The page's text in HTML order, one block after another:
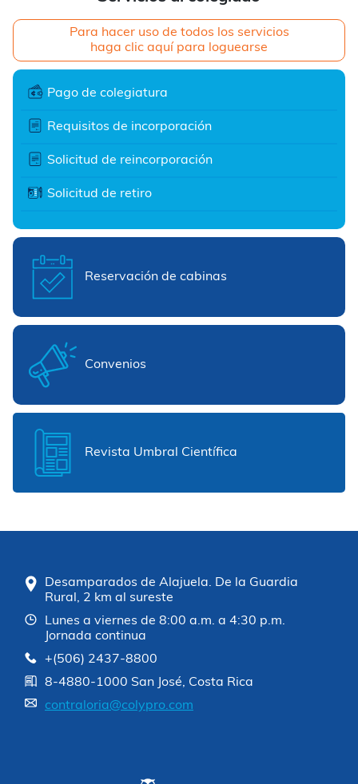
Para hacer uso de todos los servicios
haga clic aquí para loguearse
Pago de colegiatura
Requisitos de incorporación
Solicitud de reincorporación
Solicitud de retiro
Reservación de cabinas
Convenios
Revista Umbral Científica
Desamparados de Alajuela. De la Guardia
Rural, 2 km al sureste
Lunes a viernes de 8:00 a.m. a 4:30 p.m.
Jornada continua
+(506) 2437-8800
8-4880-1000 San José, Costa Rica
contraloria@colypro.com